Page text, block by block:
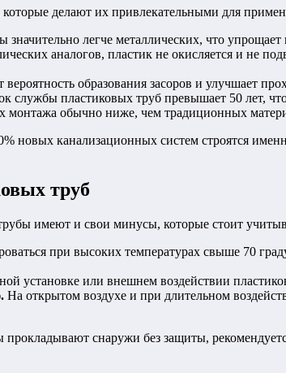
делают их привлекательными для
значительно легче металлических, что
аналогов, пластик не окисляется и не
образования засоров и улучшает
службы пластиковых труб превышает 50 лет,
монтажа обычно ниже, чем традиционных
новых канализационных систем строятся
труб
имеют и свои минусы, которые стоит
при высоких температурах свыше 70
установке или внешнем воздействии
На открытом воздухе и при длительном
снаружи без защиты,